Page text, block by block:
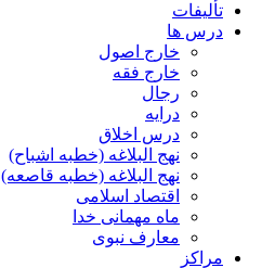
تألیفات
درس ها
خارج اصول
خارج فقه
رجال
درایه
درس اخلاق
نهج البلاغه (خطبه اشباح)
نهج البلاغه (خطبه قاصعه)
اقتصاد اسلامی
ماه مهمانی خدا
معارف نبوی
مراکز